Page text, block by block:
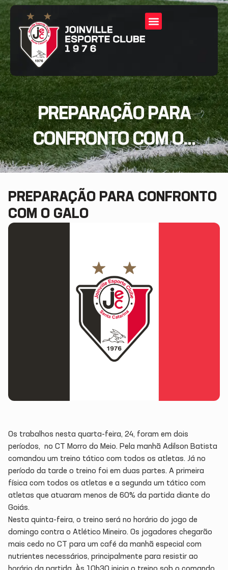
PREPARAÇÃO PARA
CONFRONTO COM O...
PREPARAÇÃO PARA CONFRONTO
COM O GALO
Os trabalhos nesta quarta-feira, 24, foram em dois
períodos, no CT Morro do Meio. Pela manhã Adilson Batista
comandou um treino tático com todos os atletas. Já no
período da tarde o treino foi em duas partes. A primeira
física com todos os atletas e a segunda um tático com
atletas que atuaram menos de 60% da partida diante do
Goiás.
Nesta quinta-feira, o treino será no horário do jogo de
domingo contra o Atlético Mineiro. Os jogadores chegarão
mais cedo no CT para um café da manhã especial com
nutrientes necessários, principalmente para resistir ao